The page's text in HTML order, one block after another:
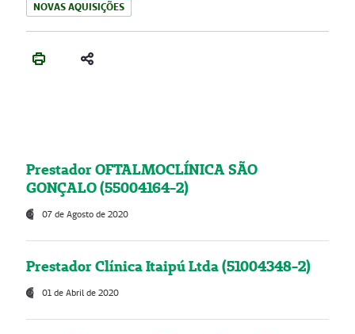
NOVAS AQUISIÇÕES
Prestador OFTALMOCLÍNICA SÃO
GONÇALO (55004164-2)
07 de Agosto de 2020
Prestador Clínica Itaipú Ltda (51004348-2)
01 de Abril de 2020